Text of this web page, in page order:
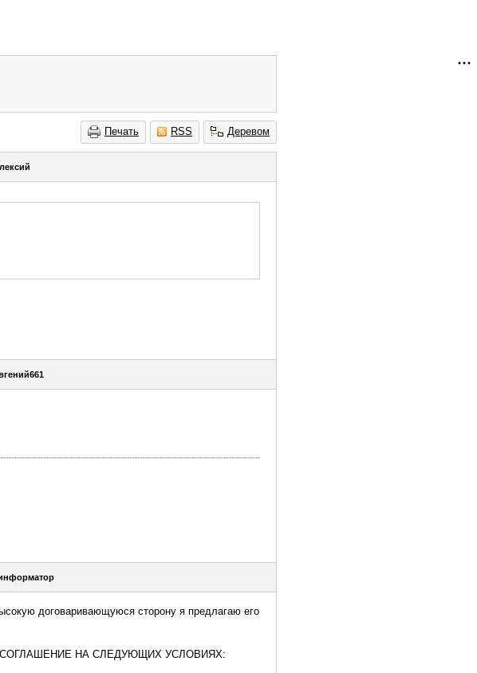
Печать RSS Деревом
договаривающуюся сторону я предлагаю его
НА СЛЕДУЮЩИХ УСЛОВИЯХ: